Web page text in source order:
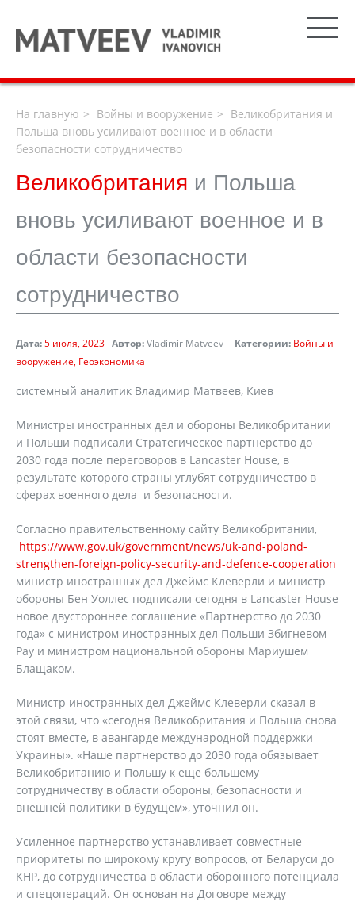
На главную Войны и вооружение
Великобритания и
Польша вновь усиливают военное и в области
безопасности сотрудничество
Великобритания и Польша
вновь усиливают военное и в
области безопасности
сотрудничество
Дата:5 июля, 2023 Автор:Vladimir Matveev Категории: Войны и
вооружение Геоэкономика
системный аналитик Владимир Матвеев, Киев
Министры иностранных дел и обороны Великобритании
и Польши подписали Стратегическое партнерство до
2030 года после переговоров в Lancaster House, в
результате которого страны углубят сотрудничество в
сферах военного дела и безопасности.
Согласно правительственному сайту Великобритании,
https://www.gov.uk/government/news/uk-and-poland-
strengthen-foreign-policy-security-and-defence-cooperation
министр иностранных дел Джеймс Клеверли и министр
обороны Бен Уоллес подписали сегодня в Lancaster House
новое двустороннее соглашение «Партнерство до 2030
года» с министром иностранных дел Польши Збигневом
Рау и министром национальной обороны Мариушем
Блащаком.
Министр иностранных дел Джеймс Клеверли сказал в
этой связи, что «сегодня Великобритания и Польша снова
стоят вместе, в авангарде международной поддержки
Украины». «Наше партнерство до 2030 года обязывает
Великобританию и Польшу к еще большему
сотрудничеству в области обороны, безопасности и
внешней политики в будущем», уточнил он.
Усиленное партнерство устанавливает совместные
приоритеты по широкому кругу вопросов, от Беларуси до
КНР, до сотрудничества в области оборонного потенциала
и спецопераций. Он основан на Договоре между